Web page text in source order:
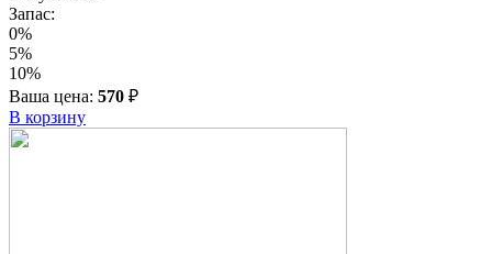
Запас:
0%
5%
10%
Ваша цена: 570 ₽
В корзину